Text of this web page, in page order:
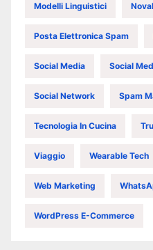
Modelli Linguistici
Posta Elettronica Spam
Social Media Social
Social Network Spam
Tecnologia In Cucina
Viaggio Wearable Tech
Web Marketing
WordPress E-Commerce